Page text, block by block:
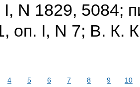
I, N 1829, 5084;
оп. I, N 7; В. К.
4 5 6 7 8 9
10